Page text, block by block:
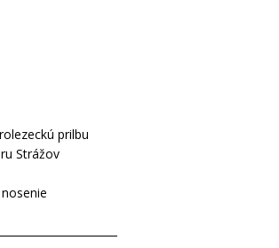
prilbu
Strážov